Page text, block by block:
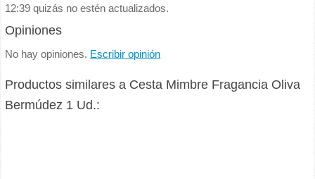
12:39 quizás no estén actualizados.
Opiniones
No hay opiniones. Escribir opinión
Productos similares a Cesta Mimbre Fragancia Oliva
Bermúdez 1 Ud.: